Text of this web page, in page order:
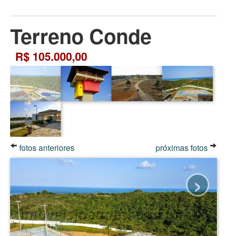
Terreno Conde
R$ 105.000,00
fotos anteriores próximas fotos
›